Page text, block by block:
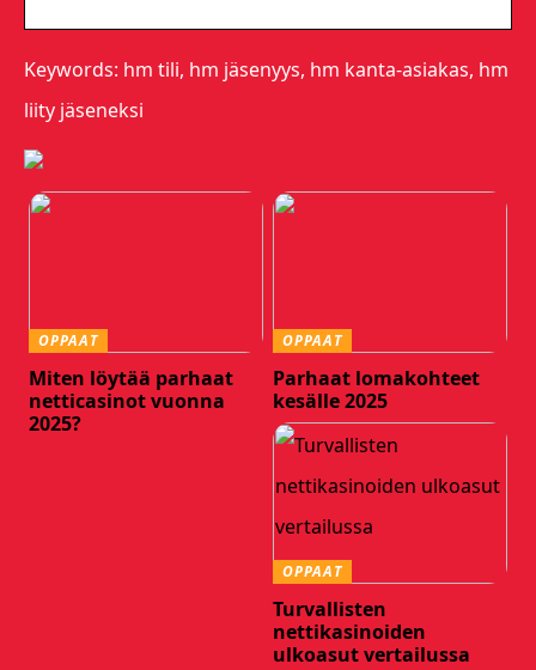
Keywords: hm tili, hm jäsenyys, hm kanta-asiakas, hm
liity jäseneksi
OPPAAT
Miten löytää parhaat
netticasinot vuonna
2025?
OPPAAT
Parhaat lomakohteet
kesälle 2025
OPPAAT
Turvallisten
nettikasinoiden
ulkoasut vertailussa